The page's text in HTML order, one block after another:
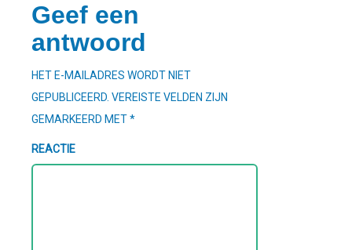
Geef een
antwoord
HET E-MAILADRES WORDT NIET
GEPUBLICEERD. VEREISTE VELDEN ZIJN
GEMARKEERD MET*
REACTIE